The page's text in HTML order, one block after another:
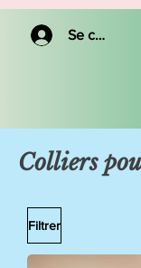
Se
Colliers
Filtrer